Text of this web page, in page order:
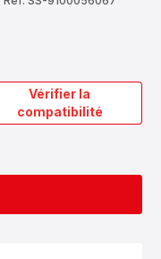
Vérifier la
compatibilité